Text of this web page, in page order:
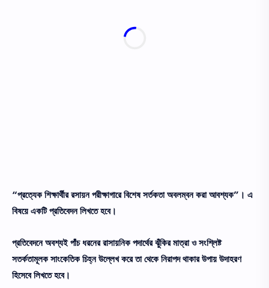
“প্রত্যেক শিক্ষার্থীর রসায়ন পরীক্ষাগারে বিশেষ সর্তকতা অবলম্বন করা আবশ্যক”। এ
বিষয়ে একটি প্রতিবেদন লিখতে হবে।
প্রতিবেদনে অবশ্যই পাঁচ ধরনের রাসায়নিক পদার্থের ঝুঁকির মাত্রা ও সংশ্লিষ্ট
সতর্কতামূলক সাংকেতিক চিহ্ন উল্লেখ করে তা থেকে নিরাপদ থাকার উপায় উদাহরণ
হিসেবে লিখতে হবে।